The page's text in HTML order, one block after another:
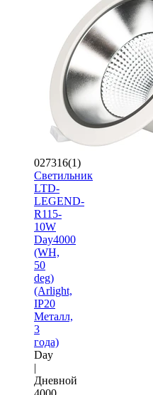
027316(1)
Светильник
LTD-
LEGEND-
R115-
10W
Day4000
(WH,
50
deg)
(Arlight,
IP20
Металл,
3
года)
Day
|
Дневной